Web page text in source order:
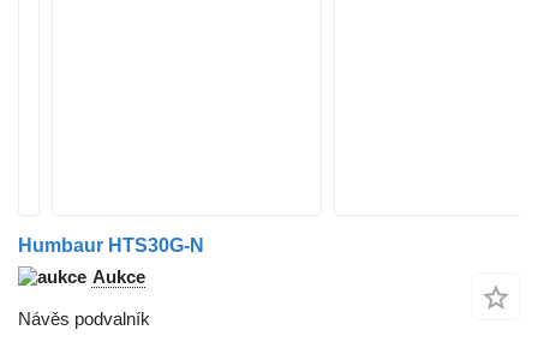
Humbaur HTS30G-N
Aukce
Návěs podvalník